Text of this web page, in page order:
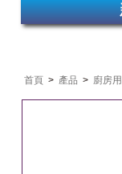
首頁 > 產品 > 廚房